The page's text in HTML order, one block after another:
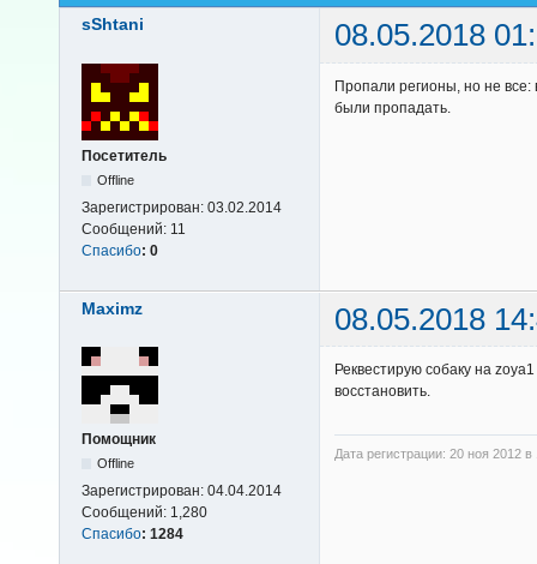
sShtani 08.05.2018
Посетитель
Offline
Зарегистрирован: 03.02.2014
Сообщений: 11
Спасибо: 0
Пропали регионы, но не
были пропадать.
Maximz 08.05.2018
Помощник
Offline
Зарегистрирован: 04.04.2014
Сообщений: 1,280
Спасибо: 1284
Реквестирую собаку на
восстановить.
Дата регистрации: 20 ноя 2012 в